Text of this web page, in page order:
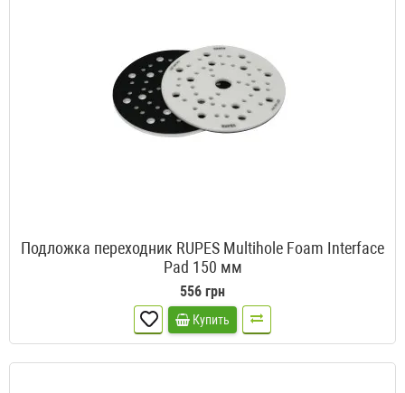
Подложка переходник RUPES Multihole Foam Interface
Pad 150 мм
556 грн
Купить